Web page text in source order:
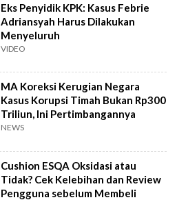
Eks Penyidik KPK: Kasus Febrie
Adriansyah Harus Dilakukan
Menyeluruh
VIDEO
MA Koreksi Kerugian Negara
Kasus Korupsi Timah Bukan Rp300
Triliun, Ini Pertimbangannya
NEWS
Cushion ESQA Oksidasi atau
Tidak? Cek Kelebihan dan Review
Pengguna sebelum Membeli